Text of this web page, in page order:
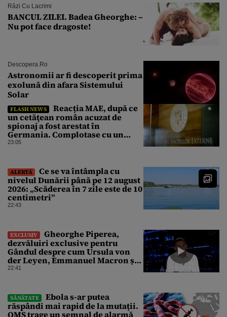
Râzi Cu Lacrimi
BANCUL ZILEI. Badea Gheorghe: –
Nu pot face dragoste!
Descopera.ro
Astronomii ar fi descoperit prima
exolună din afara Sistemului
Solar
FLASH NEWS
Reacția MAE, după ce
un cetăţean român acuzat de
spionaj a fost arestat în
Germania. Complotase cu un
ucrainean ca să asasineze un
23:05
ALERTĂ
Ce se va întâmpla cu
nivelul Dunării până pe 12 august
2026: „Scăderea în 7 zile este de 10
centimetri”
22:43
EXCLUSIV
Gheorghe Piperea,
dezvăluiri exclusive pentru
Gândul despre cum Ursula von
der Leyen, Emmanuel Macron și
Zelenski plănuiesc pe Signal să îl
22:41
SĂNĂTATE
Ebola s-ar putea
răspândi mai rapid de la mutații.
OMS trage un semnal de alarmă